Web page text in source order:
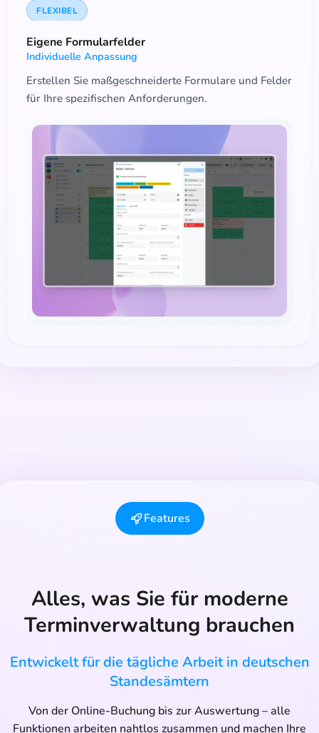
FLEXIBEL
Eigene Formularfelder
Individuelle Anpassung
Erstellen Sie maßgeschneiderte Formulare und Felder
für Ihre spezifischen Anforderungen.
Features
Alles, was Sie für moderne
Terminverwaltung brauchen
Entwickelt für die tägliche Arbeit in deutschen
Standesämtern
Von der Online-Buchung bis zur Auswertung – alle
Funktionen arbeiten nahtlos zusammen und machen Ihre